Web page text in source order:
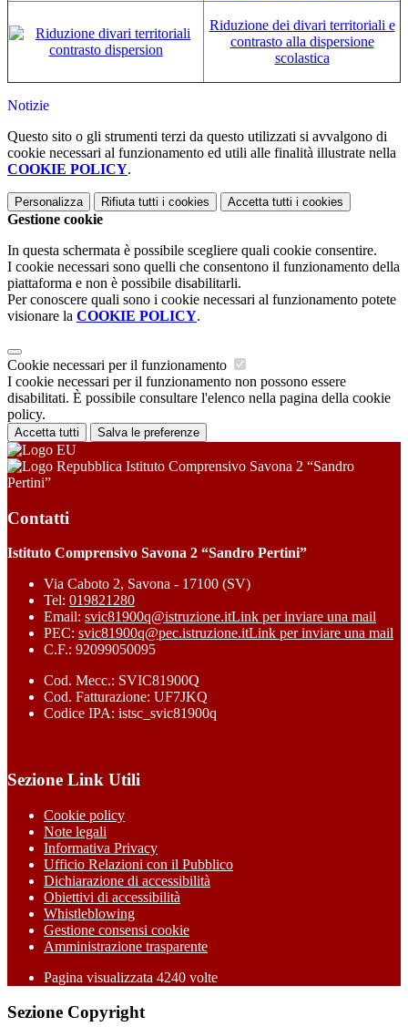
Riduzione dei divari territoriali e
contrasto alla dispersione
scolastica
Notizie
Questo sito o gli strumenti terzi da questo utilizzati si avvalgono di
cookie necessari al funzionamento ed utili alle finalità illustrate nella
COOKIE POLICY.
Personalizza Rifiuta tutti i cookies Accetta tutti i cookies
Gestione cookie
In questa schermata è possibile scegliere quali cookie consentire.
I cookie necessari sono quelli che consentono il funzionamento della
piattaforma e non è possibile disabilitarli.
Per conoscere quali sono i cookie necessari al funzionamento potete
visionare la COOKIE POLICY.
Cookie necessari per il funzionamento
I cookie necessari per il funzionamento non possono essere
disabilitati. È possibile consultare l'elenco nella pagina della cookie
policy.
Accetta tutti Salva le preferenze
Istituto Comprensivo Savona 2 “Sandro
Pertini”
Contatti
Istituto Comprensivo Savona 2 “Sandro Pertini”
Via Caboto 2, Savona - 17100 (SV)
Tel: 019821280
Email: svic81900q@istruzione.itLink per inviare una mail
PEC: svic81900q@pec.istruzione.itLink per inviare una mail
C.F.: 92099050095
Cod. Mecc.: SVIC81900Q
Cod. Fatturazione: UF7JKQ
Codice IPA: istsc_svic81900q
Sezione Link Utili
Cookie policy
Note legali
Informativa Privacy
Ufficio Relazioni con il Pubblico
Dichiarazione di accessibilità
Obiettivi di accessibilità
Whistleblowing
Gestione consensi cookie
Amministrazione trasparente
Pagina visualizzata 4240 volte
Sezione Copyright